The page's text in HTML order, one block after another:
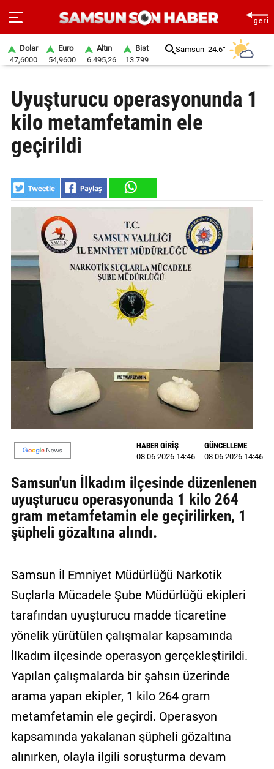
SAYFA
SAMSUN
HABER
GÜNDEM
SİYASET
EKONOMİ
DÜNYA
MAGAZİN
GALERİ
VİDEO
YAZARLAR
BİZE
ULAŞIN
Künye
Gizlilik
Politikası
Dolar
47,6000
Euro
54,9600
Altın
6.495,26
Bist
13.799
Samsun 24.6°
Uyuşturucu operasyonunda 1
kilo metamfetamin ele
geçirildi
HABER GİRİŞ
08 06 2026 14:46
GÜNCELLEME
08 06 2026 14:46
Samsun'un İlkadım ilçesinde düzenlenen
uyuşturucu operasyonunda 1 kilo 264
gram metamfetamin ele geçirilirken, 1
şüpheli gözaltına alındı.
Samsun İl Emniyet Müdürlüğü Narkotik
Suçlarla Mücadele Şube Müdürlüğü ekipleri
tarafından uyuşturucu madde ticaretine
yönelik yürütülen çalışmalar kapsamında
İlkadım ilçesinde operasyon gerçekleştirildi.
Yapılan çalışmalarda bir şahsın üzerinde
arama yapan ekipler, 1 kilo 264 gram
metamfetamin ele geçirdi. Operasyon
kapsamında yakalanan şüpheli gözaltına
alınırken, olayla ilgili soruşturma devam